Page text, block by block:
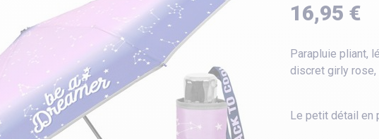
16,95 €
Parapluie pliant,
discret girly rose,
Le petit détail en